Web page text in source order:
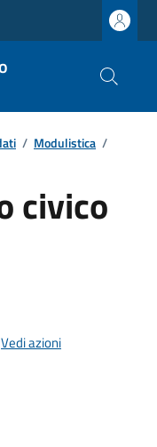
/ Modulistica /
civico
Vedi azioni